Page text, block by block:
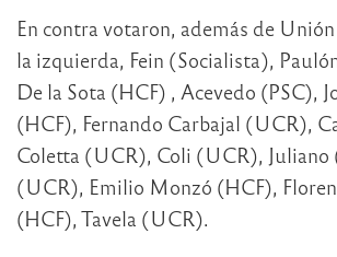
En contra votaron, además de
la izquierda, Fein (Socialista),
De la Sota (HCF) , Acevedo (PSC),
(HCF), Fernando Carbajal (UCR),
Coletta (UCR), Coli (UCR),
(UCR), Emilio Monzó (HCF),
(HCF), Tavela (UCR).